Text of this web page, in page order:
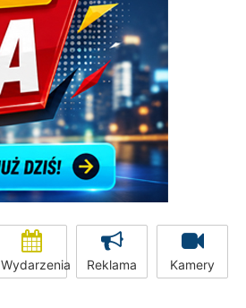
Wydarzenia Reklama Kamery